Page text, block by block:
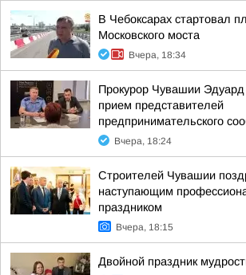
В Чебоксарах стартовал
Московского моста
Вчера, 18:34
Прокурор Чувашии
прием представителей
предпринимательского
Вчера, 18:24
Строителей Чувашии
наступающим
праздником
Вчера, 18:15
Двойной праздник